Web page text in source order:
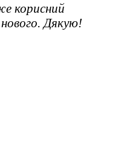
корисний
Дякую!